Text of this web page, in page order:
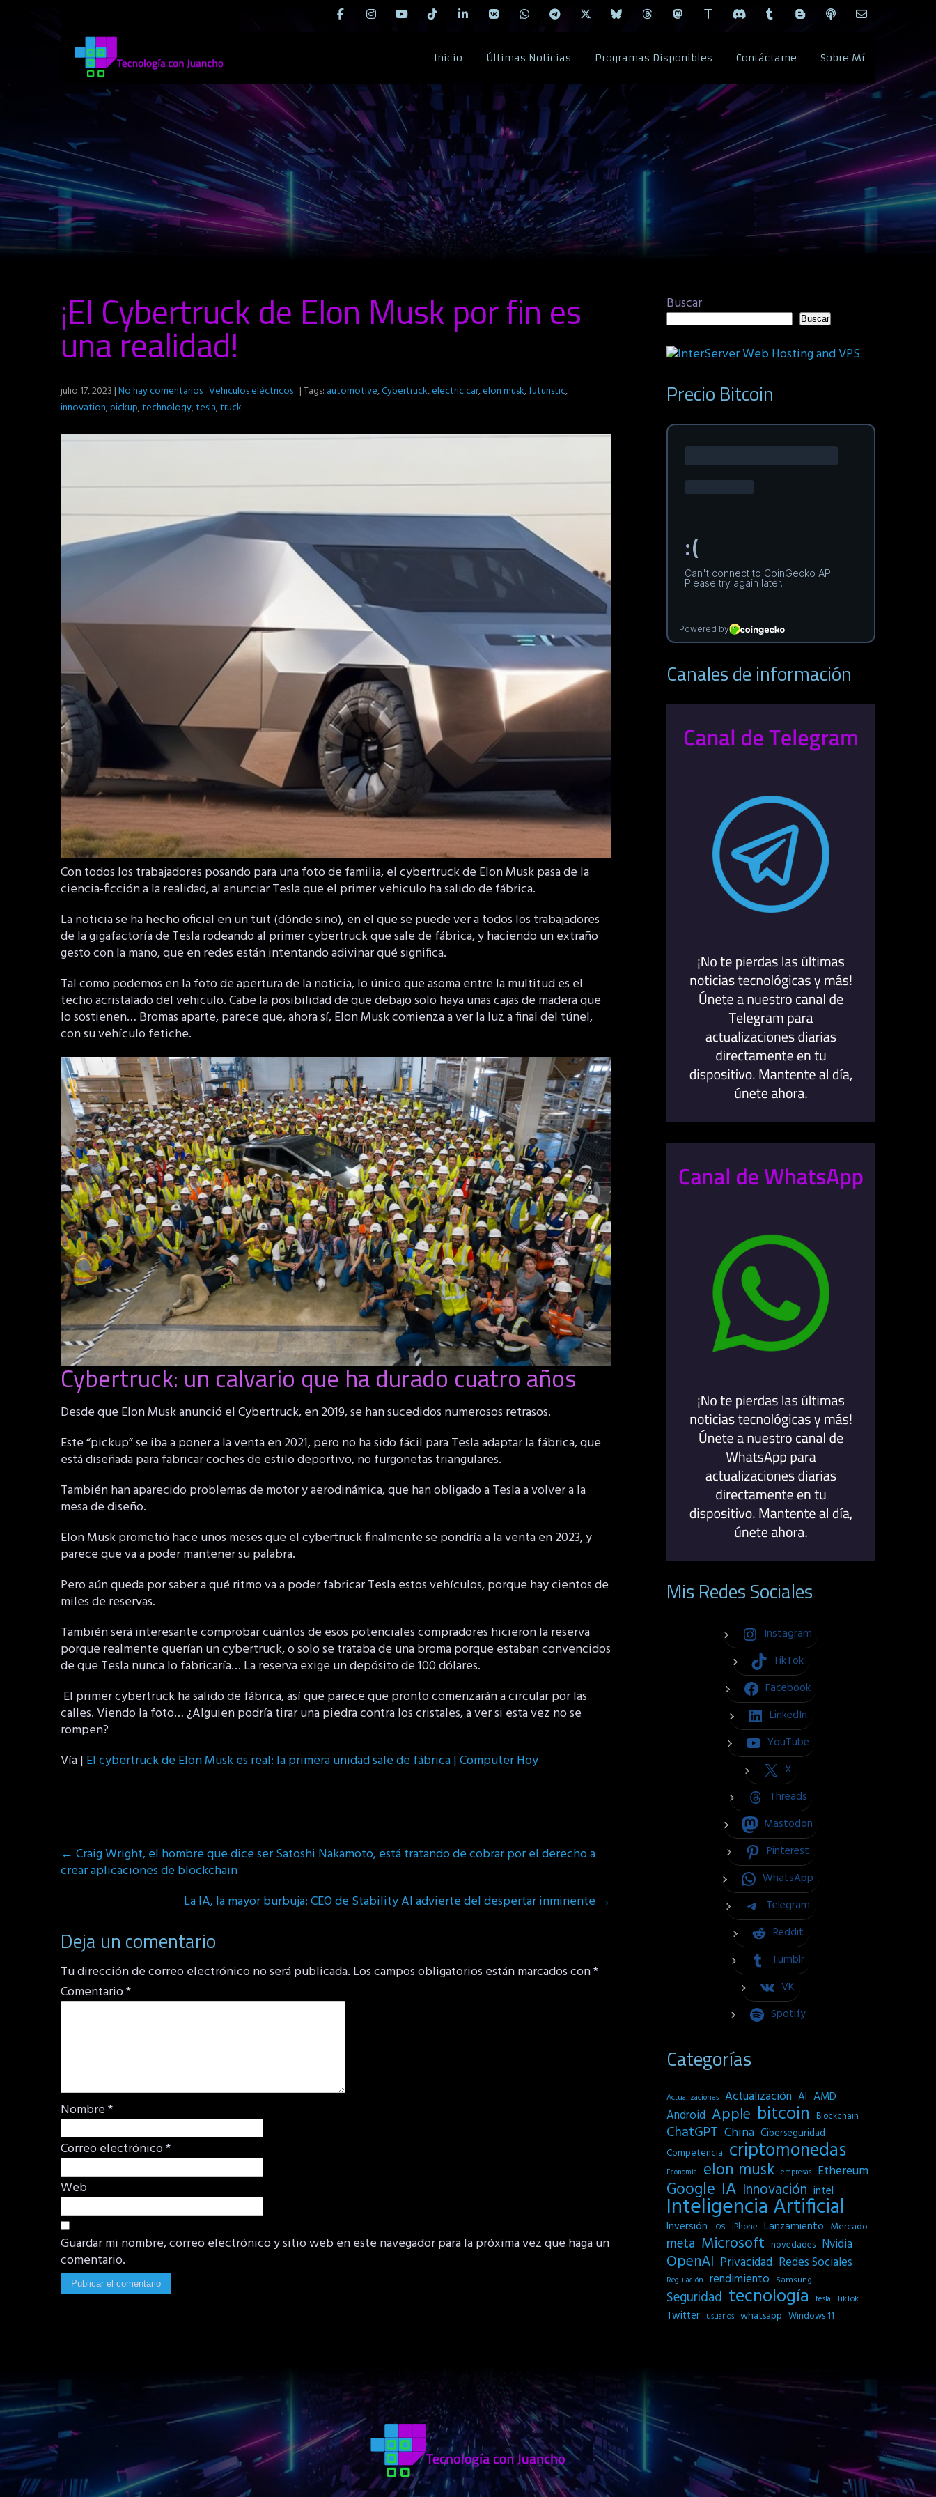
Inicio Últimas Noticias Programas Disponibles Contáctame Sobre Mí
¡El Cybertruck de Elon Musk por fin es
una realidad!
julio 17, 2023|No hay comentarios Vehiculos eléctricos | Tags: automotive,Cybertruck,electric car,elon musk,futuristic,
innovation,pickup,technology,tesla,truck
Con todos los trabajadores posando para una foto de familia, el cybertruck de Elon Musk pasa de la
ciencia-ficción a la realidad, al anunciar Tesla que el primer vehiculo ha salido de fábrica.
La noticia se ha hecho oficial en un tuit (dónde sino), en el que se puede ver a todos los trabajadores
de la gigafactoría de Tesla rodeando al primer cybertruck que sale de fábrica, y haciendo un extraño
gesto con la mano, que en redes están intentando adivinar qué significa.
Tal como podemos en la foto de apertura de la noticia, lo único que asoma entre la multitud es el
techo acristalado del vehiculo. Cabe la posibilidad de que debajo solo haya unas cajas de madera que
lo sostienen… Bromas aparte, parece que, ahora sí, Elon Musk comienza a ver la luz a final del túnel,
con su vehículo fetiche.
Cybertruck: un calvario que ha durado cuatro años
Desde que Elon Musk anunció el Cybertruck, en 2019, se han sucedidos numerosos retrasos.
Este “pickup” se iba a poner a la venta en 2021, pero no ha sido fácil para Tesla adaptar la fábrica, que
está diseñada para fabricar coches de estilo deportivo, no furgonetas triangulares.
También han aparecido problemas de motor y aerodinámica, que han obligado a Tesla a volver a la
mesa de diseño.
Elon Musk prometió hace unos meses que el cybertruck finalmente se pondría a la venta en 2023, y
parece que va a poder mantener su palabra.
Pero aún queda por saber a qué ritmo va a poder fabricar Tesla estos vehículos, porque hay cientos de
miles de reservas.
También será interesante comprobar cuántos de esos potenciales compradores hicieron la reserva
porque realmente querían un cybertruck, o solo se trataba de una broma porque estaban convencidos
de que Tesla nunca lo fabricaría… La reserva exige un depósito de 100 dólares.
El primer cybertruck ha salido de fábrica, así que parece que pronto comenzarán a circular por las
calles. Viendo la foto… ¿Alguien podría tirar una piedra contra los cristales, a ver si esta vez no se
rompen?
Vía | El cybertruck de Elon Musk es real: la primera unidad sale de fábrica | Computer Hoy
Post
navigation
← Craig Wright, el hombre que dice ser Satoshi Nakamoto, está tratando de cobrar por el derecho a
crear aplicaciones de blockchain
La IA, la mayor burbuja: CEO de Stability AI advierte del despertar inminente →
Deja un comentario
Tu dirección de correo electrónico no será publicada. Los campos obligatorios están marcados con*
Comentario*
Nombre*
Correo electrónico*
Web
Guardar mi nombre, correo electrónico y sitio web en este navegador para la próxima vez que haga un
comentario.
Buscar
Buscar
Precio Bitcoin
Canales de información
Mis Redes Sociales
Instagram
TikTok
Facebook
LinkedIn
YouTube
X
Threads
Mastodon
Pinterest
WhatsApp
Telegram
Reddit
Tumblr
VK
Spotify
Categorías
Actualizaciones Actualización AI AMD
Android Apple bitcoin Blockchain
ChatGPT China Ciberseguridad
Competencia criptomonedas
Economia elon musk empresas Ethereum
Google IA Innovación intel
Inteligencia Artificial
Inversión iOS iPhone Lanzamiento Mercado
meta Microsoft novedades Nvidia
OpenAI Privacidad Redes Sociales
Regulación rendimiento Samsung
Seguridad tecnología tesla TikTok
Twitter usuarios whatsapp Windows 11